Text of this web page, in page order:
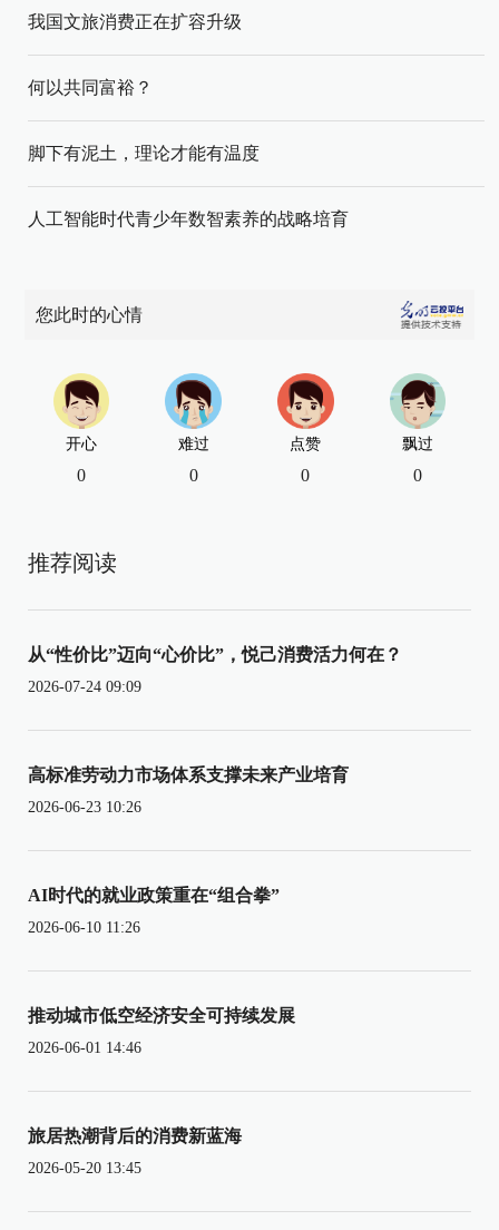
我国文旅消费正在扩容升级
何以共同富裕？
脚下有泥土，理论才能有温度
人工智能时代青少年数智素养的战略培育
您此时的心情
开心
0
难过
0
点赞
0
飘过
0
推荐阅读
从“性价比”迈向“心价比”，悦己消费活力何在？
2026-07-24 09:09
高标准劳动力市场体系支撑未来产业培育
2026-06-23 10:26
AI时代的就业政策重在“组合拳”
2026-06-10 11:26
推动城市低空经济安全可持续发展
2026-06-01 14:46
旅居热潮背后的消费新蓝海
2026-05-20 13:45